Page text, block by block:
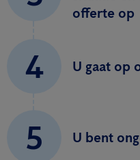
offerte op
4 U gaat op
5 U bent